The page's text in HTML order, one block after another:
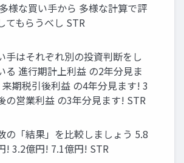
様な買い手から 多様な計算で評
てもらうべし STR
手はそれぞれ別の投資判断をし
る 進行期計上利益 の2年分見ま
期税引後利益 の4年分見ます! 3
の営業利益 の3年分見ます! STR
の「結果」を比較しましょう 5.8
! 3.2億円! 7.1億円! STR